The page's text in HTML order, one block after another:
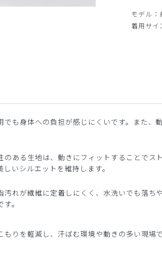
モデル
着用サイ
でも身体への負担が感じにくいです。また、
のある生地は、動きにフィットすることでス
しいシルエットを維持します。
汚れが繊維に定着しにくく、水洗いでも落ち
。
もりを軽減し、汗ばむ環境や動きの多い現場